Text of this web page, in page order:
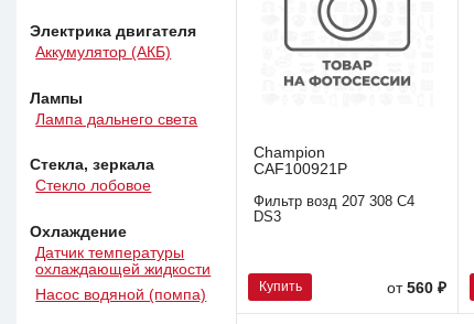
Электрика двигателя
Аккумулятор (АКБ)
Лампы
Лампа дальнего света
Стекла, зеркала
Стекло лобовое
Охлаждение
Датчик температуры
охлаждающей жидкости
Насос водяной (помпа)
Champion
CAF100921P
Фильтр возд 207 308 C4
DS3
Купить от560 ₽